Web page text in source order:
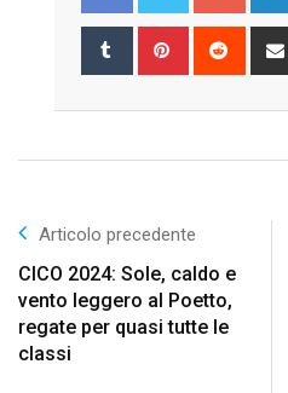
Tumblr Pinterest Reddit
Articolo precedente
CICO 2024: Sole, caldo e
vento leggero al Poetto,
regate per quasi tutte le
classi